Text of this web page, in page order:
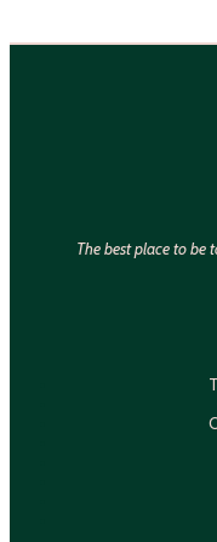
The best place to be